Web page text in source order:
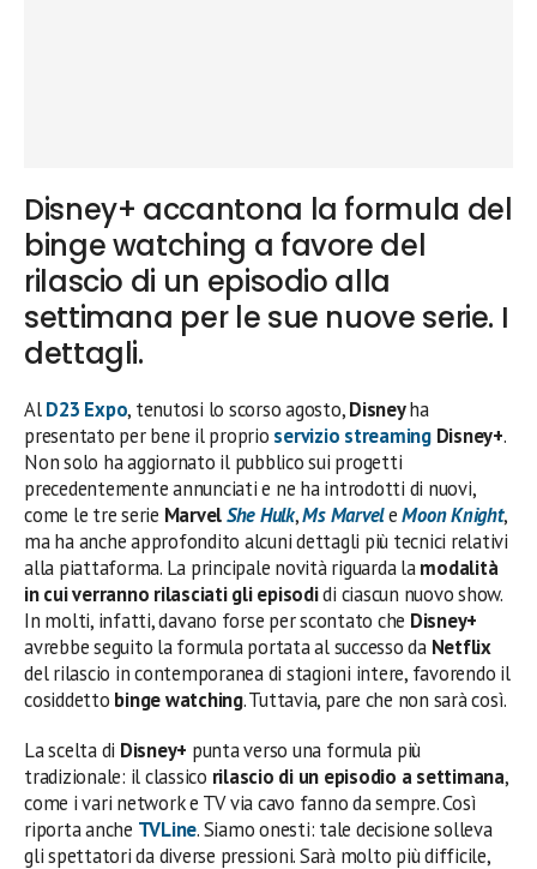
Disney+ accantona la formula del
binge watching a favore del
rilascio di un episodio alla
settimana per le sue nuove serie. I
dettagli.
AlD23 Expo, tenutosi lo scorso agosto,Disneyha
presentato per bene il proprio servizio streaming Disney+.
Non solo ha aggiornato il pubblico sui progetti
precedentemente annunciati e ne ha introdotti di nuovi,
come le tre serie MarvelShe Hulk,Ms MarveleMoon Knight,
ma ha anche approfondito alcuni dettagli più tecnici relativi
alla piattaforma. La principale novità riguarda lamodalità
in cui verranno rilasciati gli episodidi ciascun nuovo show.
In molti, infatti, davano forse per scontato che Disney+
avrebbe seguito la formula portata al successo da Netflix
del rilascio in contemporanea di stagioni intere, favorendo il
cosiddetto binge watching. Tuttavia, pare che non sarà così.
La scelta di Disney+ punta verso una formula più
tradizionale: il classico rilascio di un episodio a settimana,
come i vari network e TV via cavo fanno da sempre. Così
riporta anche TVLine. Siamo onesti: tale decisione solleva
gli spettatori da diverse pressioni. Sarà molto più difficile,